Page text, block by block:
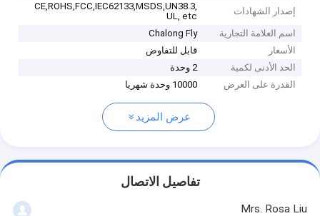
إصدار الشهادات
CE,ROHS,FCC,IEC62133,MSDS,UN38.3,
UL, etc
اسم العلامة التجارية
Chalong Fly
الأسعار
قابل للتفاوض
الحد الأدنى لكمية
2 وحدة
القدرة على العرض
10000 وحدة شهريا
عرض المزيد
تفاصيل الاتصال
Mrs. Rosa Liu